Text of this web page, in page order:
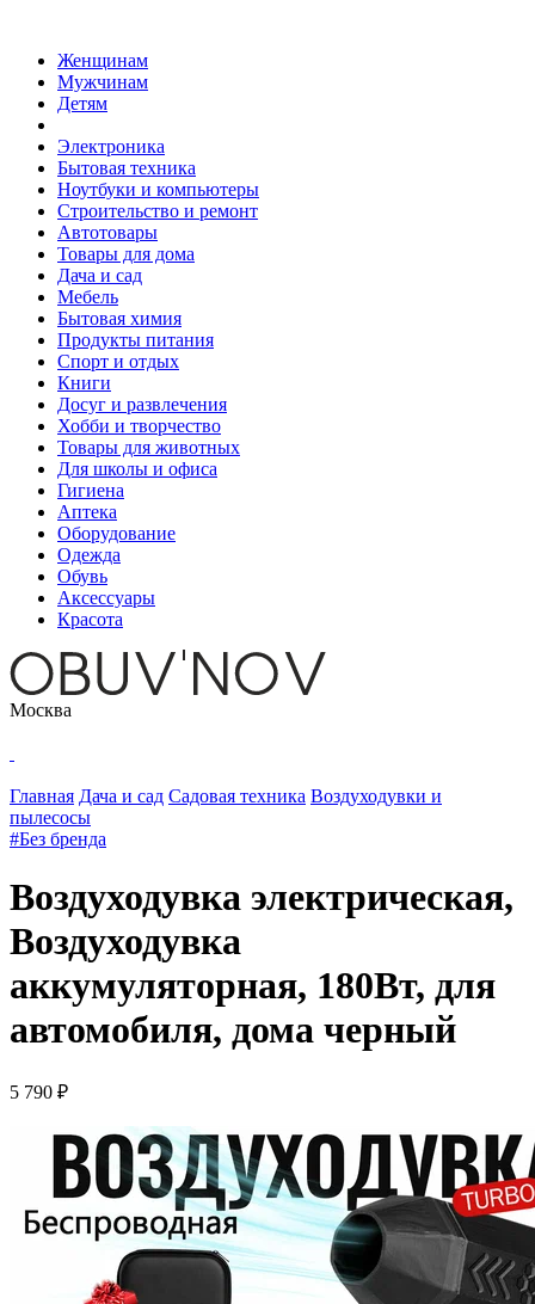
Женщинам
Мужчинам
Детям
Электроника
Бытовая техника
Ноутбуки и компьютеры
Строительство и ремонт
Автотовары
Товары для дома
Дача и сад
Мебель
Бытовая химия
Продукты питания
Спорт и отдых
Книги
Досуг и развлечения
Хобби и творчество
Товары для животных
Для школы и офиса
Гигиена
Аптека
Оборудование
Одежда
Обувь
Аксессуары
Красота
Москва
Главная Дача и сад Садовая техника Воздуходувки и
пылесосы
#Без бренда
Воздуходувка электрическая,
Воздуходувка
аккумуляторная, 180Вт, для
автомобиля, дома черный
5 790 ₽